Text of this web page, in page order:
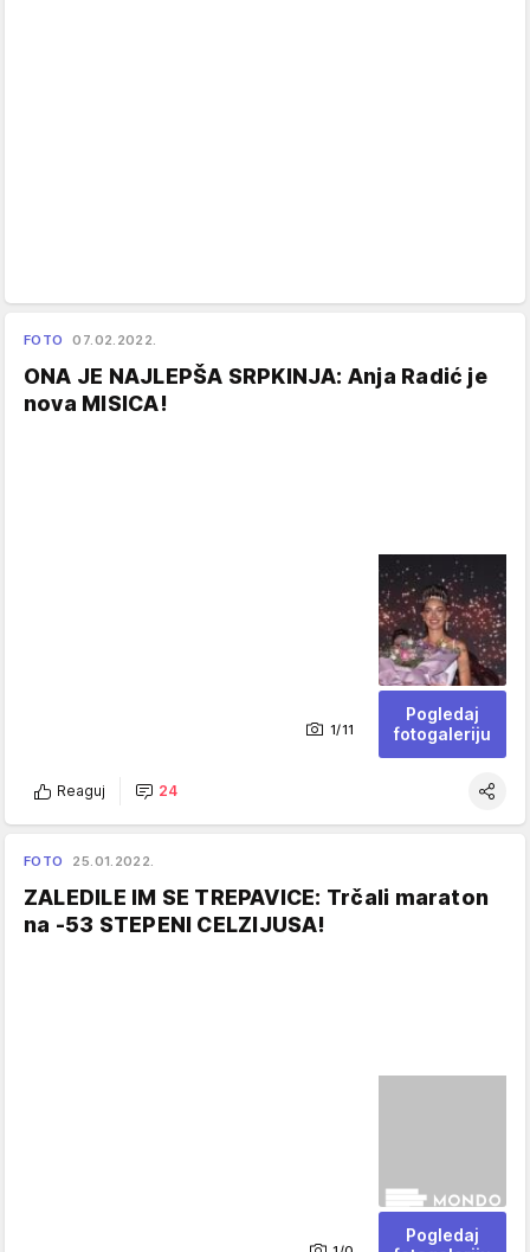
FOTO 07.02.2022.
ONA JE NAJLEPŠA SRPKINJA: Anja Radić je
nova MISICA!
1/11
Pogledaj
fotogaleriju
Reaguj 24
FOTO 25.01.2022.
ZALEDILE IM SE TREPAVICE: Trčali maraton
na -53 STEPENI CELZIJUSA!
Pogledaj